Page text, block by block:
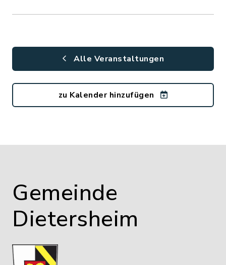
Alle Veranstaltungen
zu Kalender hinzufügen
Gemeinde
Dietersheim